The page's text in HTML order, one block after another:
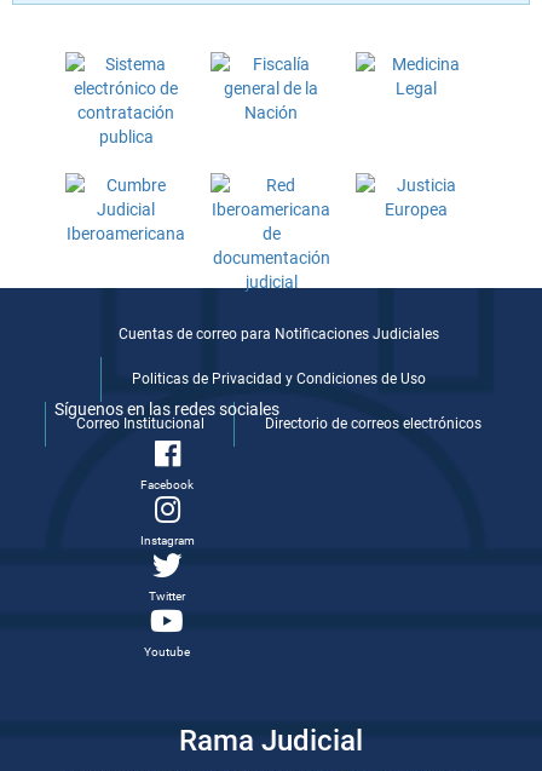
Cuentas de correo para Notificaciones Judiciales
Politicas de Privacidad y Condiciones de Uso
Correo Institucional Directorio de correos electrónicos
Síguenos en las redes sociales
Facebook
Instagram
Twitter
Youtube
Rama Judicial